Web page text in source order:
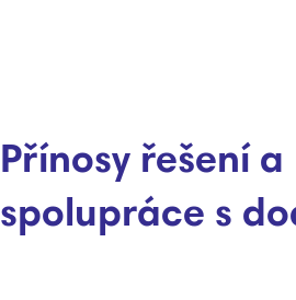
Přínosy řešení a
spolupráce s